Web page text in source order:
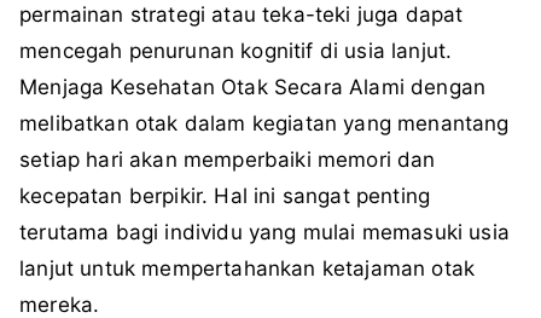
permainan strategi atau teka-teki juga dapat
mencegah penurunan kognitif di usia lanjut.
Menjaga Kesehatan Otak Secara Alami dengan
melibatkan otak dalam kegiatan yang menantang
setiap hari akan memperbaiki memori dan
kecepatan berpikir. Hal ini sangat penting
terutama bagi individu yang mulai memasuki usia
lanjut untuk mempertahankan ketajaman otak
mereka.